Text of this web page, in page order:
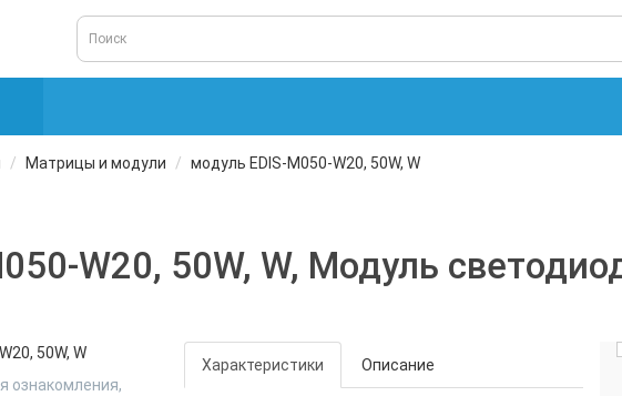
Матрицы и модули модуль EDIS-M050-W20, 50W, W
W20, 50W, W, Модуль
ознакомления,
Характеристики Описание